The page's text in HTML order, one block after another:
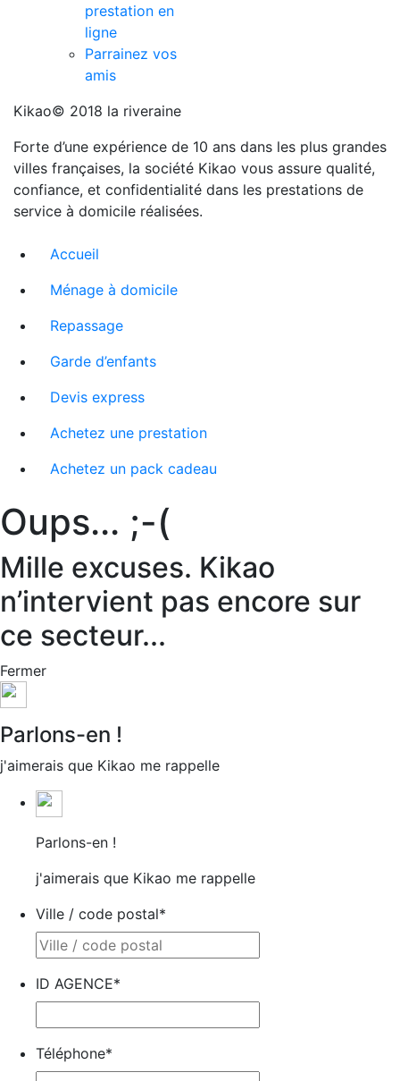
prestation en
ligne
Parrainez vos
amis
Kikao© 2018 la riveraine
Forte d’une expérience de 10 ans dans les plus grandes
villes françaises, la société Kikao vous assure qualité,
confiance, et confidentialité dans les prestations de
service à domicile réalisées.
Accueil
Ménage à domicile
Repassage
Garde d’enfants
Devis express
Achetez une prestation
Achetez un pack cadeau
Oups... ;-(
Mille excuses. Kikao
n’intervient pas encore sur
ce secteur...
Fermer
Parlons-en !
j'aimerais que Kikao me rappelle
Parlons-en !
j'aimerais que Kikao me rappelle
Ville / code postal*
ID AGENCE*
Téléphone*